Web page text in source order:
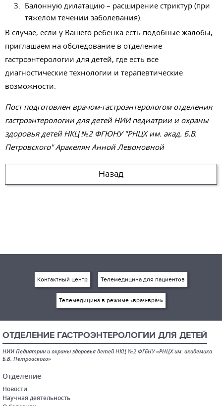
Балонную дилатацию – расширение стриктур (при
тяжелом течении заболевания).
В случае, если у Вашего ребенка есть подобные жалобы,
приглашаем на обследование в отделение
гастроэнтерологии для детей, где есть все
диагностические технологии и терапевтические
возможности.
Пост подготовлен врачом-гастроэнтерологом отделения
гастроэнтерологии для детей НИИ педиатрии и охраны
здоровья детей НКЦ №2 ФГЮНУ "РНЦХ им. акад. Б.В.
Петровского" Аракелян Анной Левоновной
Назад
Контактный центр Телемедицина для пациентов
Телемедицина в режиме «врач-врач»
ОТДЕЛЕНИЕ ГАСТРОЭНТЕРОЛОГИИ ДЛЯ ДЕТЕЙ
НИИ Педиатрии и охраны здоровья детей НКЦ №2 ФГБНУ «РНЦХ им. академика
Б.В. Петровского»
Отделение
Новости
Научная деятельность